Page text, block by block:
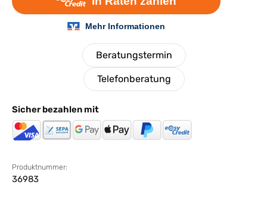
Beratungstermin
Telefonberatung
Sicher bezahlen mit
Produktnummer:
36983